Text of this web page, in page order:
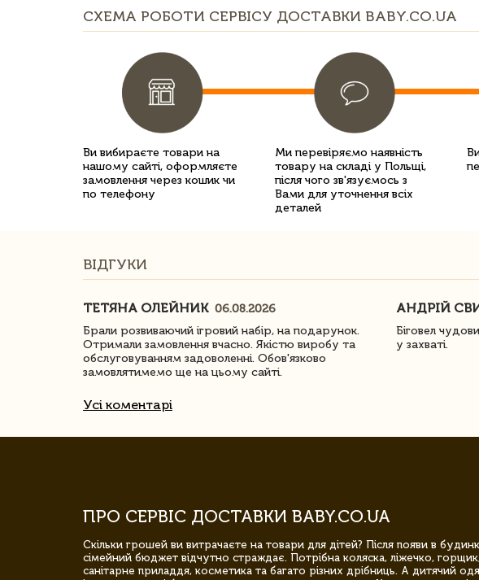
СХЕМА РОБОТИ СЕРВІСУ ДОСТАВКИ BABY.CO.UA
Ви вибираєте товари на
нашому сайті, оформляєте
замовлення через кошик чи
по телефону
Ми перевіряємо наявність
товару на складі у Польщі,
після чого зв'язуємось з
Вами для уточнення всіх
деталей
ВІДГУКИ
ТЕТЯНА ОЛЕЙНИК 06.08.2026
Брали розвиваючий ігровий набір, на подарунок.
Отримали замовлення вчасно. Якістю виробу та
обслуговуванням задоволенні. Обов'язково
замовлятимемо ще на цьому сайті.
АНДРІЙ
Біговел
у захваті.
Усі коментарі
ПРО СЕРВІС ДОСТАВКИ BABY.CO.UA
Скільки грошей ви витрачаєте на товари для дітей? Після появи в
сімейний бюджет відчутно страждає. Потрібна коляска, ліжечко,
санітарне приладдя, косметика та багато різних дрібниць. А дитячий